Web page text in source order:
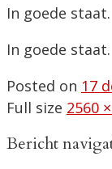
In goede staat.
In goede staat.
Posted on 17
Full size 2560
Bericht